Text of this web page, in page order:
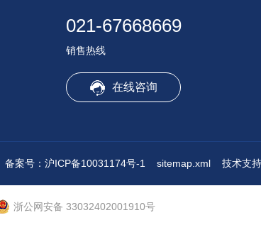
021-67668669
销售热线
在线咨询
备案号：沪ICP备10031174号-1 sitemap.xml 技术支
浙公网安备 33032402001910号